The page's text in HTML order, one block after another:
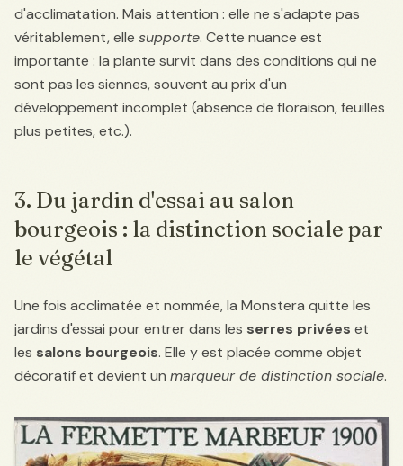
d'acclimatation. Mais attention : elle ne s'adapte pas
véritablement, elle supporte. Cette nuance est
importante : la plante survit dans des conditions qui ne
sont pas les siennes, souvent au prix d'un
développement incomplet (absence de floraison, feuilles
plus petites, etc.).
3. Du jardin d'essai au salon
bourgeois : la distinction sociale par
le végétal
Une fois acclimatée et nommée, la Monstera quitte les
jardins d'essai pour entrer dans les serres privées et
les salons bourgeois. Elle y est placée comme objet
décoratif et devient un marqueur de distinction sociale.